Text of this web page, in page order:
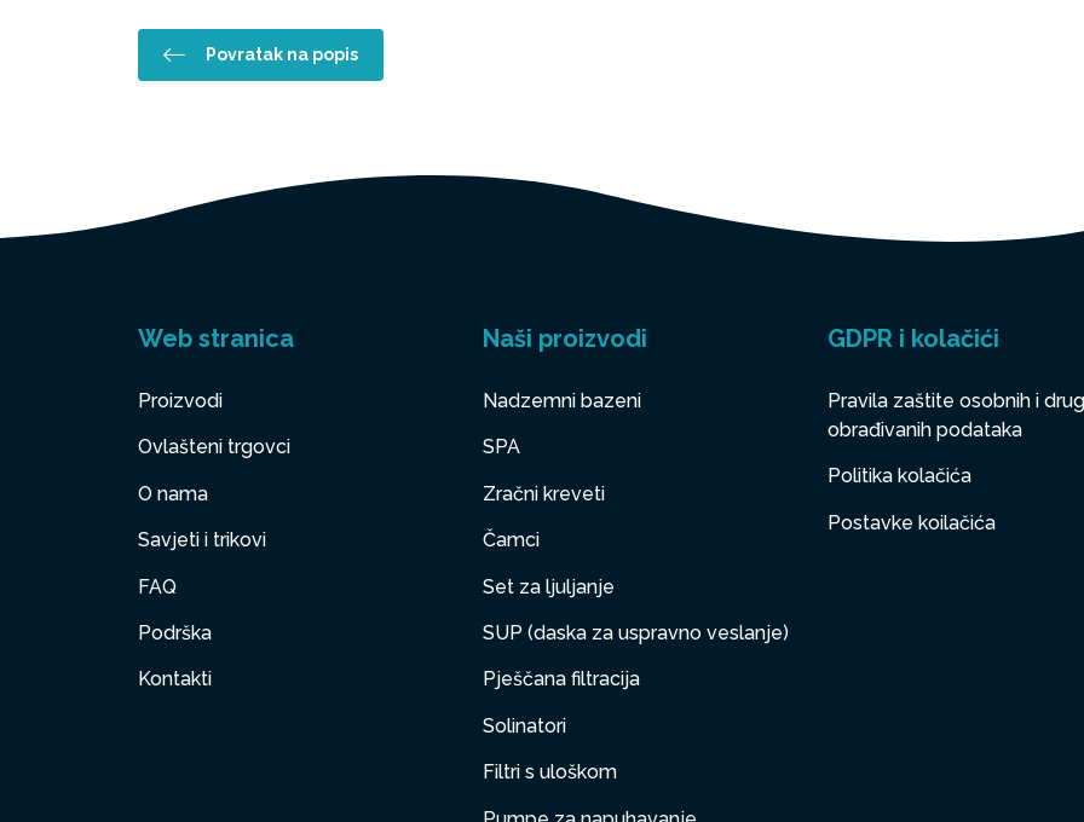
Povratak na popis
Web stranica
Proizvodi
Ovlašteni trgovci
O nama
Savjeti i trikovi
FAQ
Podrška
Kontakti
Naši proizvodi
Nadzemni bazeni
SPA
Zračni kreveti
Čamci
Set za ljuljanje
SUP (daska za uspravno veslanje)
Pješčana filtracija
Solinatori
Filtri s uloškom
GDPR i kolačići
Pravila zaštite osobnih i
obrađivanih podataka
Politika kolačića
Postavke koilačića